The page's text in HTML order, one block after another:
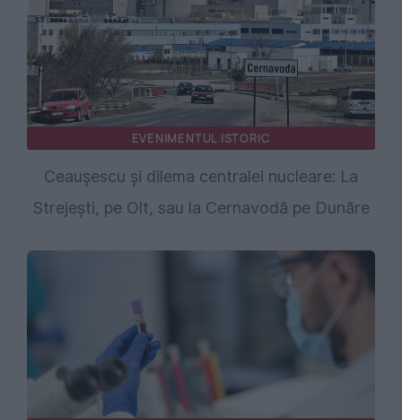
EVENIMENTUL ISTORIC
Ceaușescu și dilema centralei nucleare: La
Strejești, pe Olt, sau la Cernavodă pe Dunăre